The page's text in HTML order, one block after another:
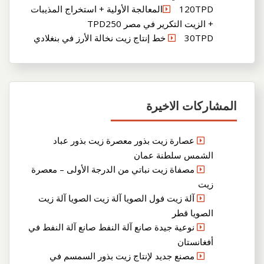
120TPDالمعالجة الأولية + استخراج المذيبات
+ الزيت التكرير في مصر TPD250
30TPD خط إنتاج زيت نخالة الأرز في بنغلادي
المشاركات الاخيرة
عصارة زيت بذور معصرة زيت بذور عباد
الشمس سلطنة عمان
مصفاة زيت نباتي من الدرجة الأولى – معصرة
زيت
آلة زيت فول الصويا آلة زيت الصويا آلة زيت
الصويا قطر
نوعية جيدة صانع آلة النفط صانع آلة النفط في
أفغانستان
مصنع جديد لإنتاج زيت بذور السمسم في